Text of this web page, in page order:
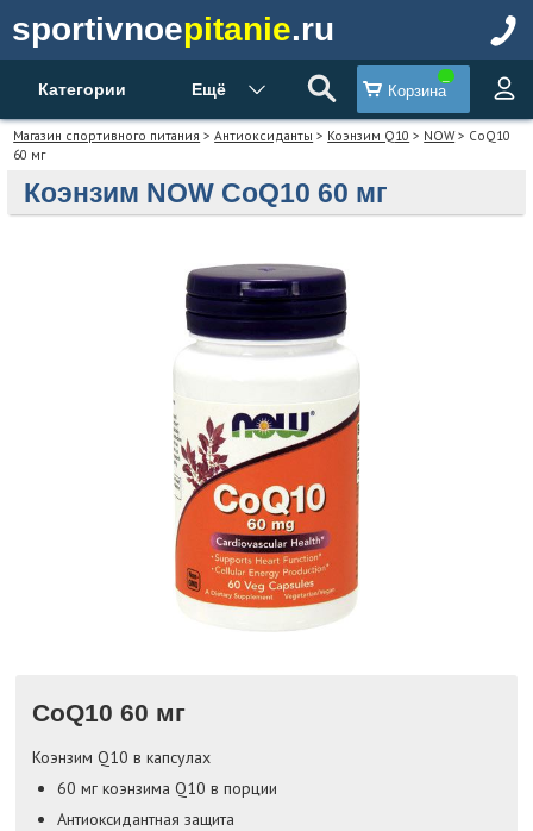
sportivnoepitanie.ru
Категории Ещё Корзина
Магазин спортивного питания >Антиоксиданты > Коэнзим Q10 > NOW> CoQ10
60 мг
Коэнзим NOW CoQ10 60 мг
CoQ10 60 мг
Коэнзим Q10 в капсулах
60 мг коэнзима Q10 в порции
Антиоксидантная защита